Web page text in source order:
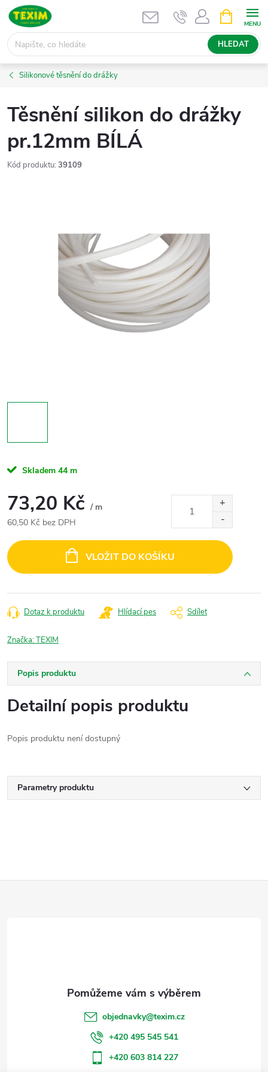
Přejít
obsah
HLEDAT
NÁKUPNÍ
KOŠÍK
Silikonové těsnění do drážky
Těsnění silikon do drážky
pr.12mm BÍLÁ
Kód produktu: 39109
Skladem 44 m
73,20 Kč / m
60,50 Kč bez DPH
cena:
VLOŽIT DO KOŠÍKU
Dotaz k produktu Hlídací pes Sdílet
Značka:TEXIM
Popis produktu
Detailní popis produktu
Popis produktu není dostupný
Parametry produktu
objednavky@texim.cz
+420 495 545 541
+420 603 814 227